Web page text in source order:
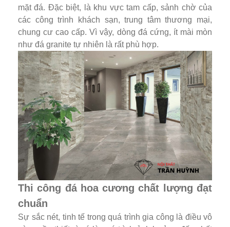
mặt đá. Đặc biệt, là khu vực tam cấp, sảnh chờ của
các công trình khách sạn, trung tâm thương mại,
chung cư cao cấp. Vì vậy, dòng đá cứng, ít mài mòn
như đá granite tự nhiên là rất phù hợp.
Thi công đá hoa cương chất lượng đạt
chuẩn
Sự sắc nét, tinh tế trong quá trình gia công là điều vô